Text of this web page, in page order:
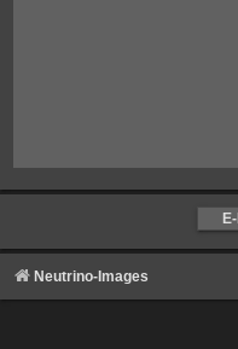
Neutrino-Images